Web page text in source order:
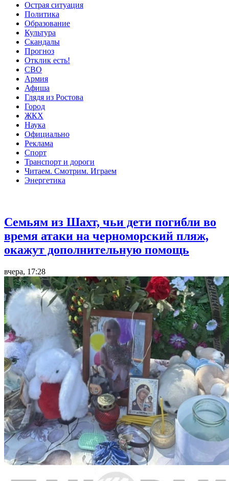
Острая ситуация
Политика
Образование
Культура
Скандалы
Прогноз
Отклик есть!
СВО
Армия
Афиша
Глядя из Ростова
Город
ЖКХ
Наука
Официально
Реклама
Спорт
Транспорт и дороги
Читаем. Смотрим. Играем
Энергетика
Семьям из Шахт, чьи дети погибли во
время атаки на черноморский пляж,
окажут дополнительную помощь
вчера, 17:28